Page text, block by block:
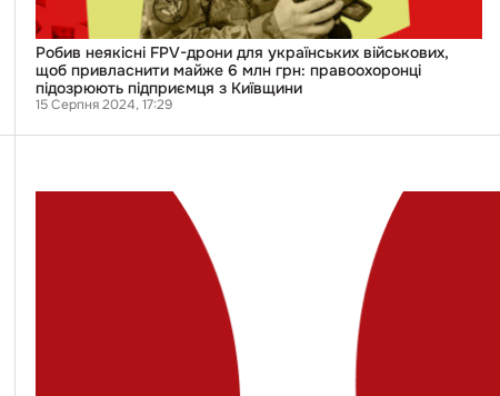
млн
грн:
правоохоронці
підозрюють
підприємця
Робив неякісні FPV-дрони для українських військових,
щоб привласнити майже 6 млн грн: правоохоронці
підозрюють підприємця з Київщини
15 Серпня 2024, 17:29